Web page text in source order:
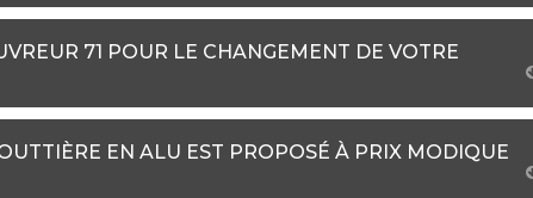
71 POUR LE CHANGEMENT DE VOTRE
EN ALU EST PROPOSÉ À PRIX MODIQUE